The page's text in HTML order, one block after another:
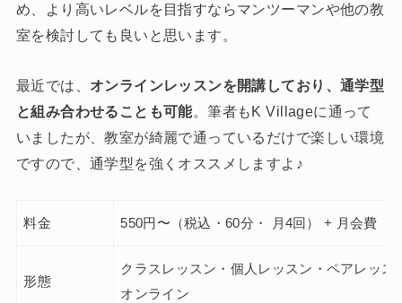
め、より高いレベルを目指すならマンツーマンや他の教
室を検討しても良いと思います。
最近では、 オンラインレッスンを開講しており、通学型
と組み合わせることも可能。筆者もK Villageに通って
いましたが、教室が綺麗で通っているだけで楽しい環境
ですので、通学型を強くオススメしますよ♪
料金 550円〜（税込・60分・ 月4回） + 月会費
形態
クラスレッスン・個人レッスン・ペアレッス
オンライン